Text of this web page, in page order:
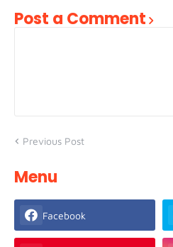
Post a Comment
Previous Post
Menu
Facebook